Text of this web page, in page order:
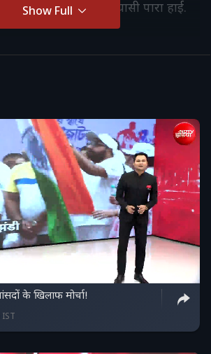
और बयानबाज़ी से सियासी पारा हाई.
Show Full
के खिलाफ मोर्चा!